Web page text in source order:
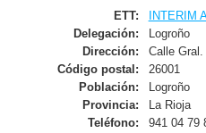
ETT:
INTERIM
Delegación:
Logroño
Dirección:
Calle Gral.
Código postal:
26001
Población:
Logroño
Provincia:
La Rioja
Teléfono:
941 04 79